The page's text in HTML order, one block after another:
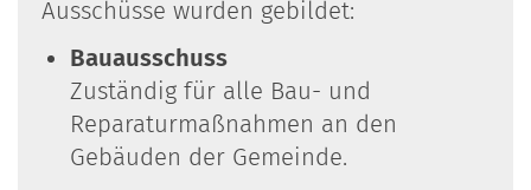
Ausschüsse wurden gebildet:
Bauausschuss
Zuständig für alle Bau- und
Reparaturmaßnahmen an den
Gebäuden der Gemeinde.